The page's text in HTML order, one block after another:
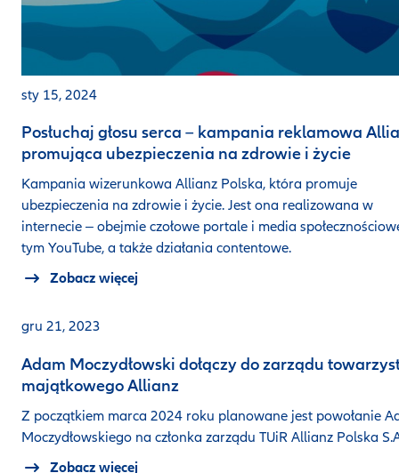
sty 15, 2024
Posłuchaj głosu serca – kampania reklamowa
promująca ubezpieczenia na zdrowie i życie
Kampania wizerunkowa Allianz Polska, która promuje
ubezpieczenia na zdrowie i życie. Jest ona realizowana w
internecie ‒ obejmie czołowe portale i media
tym YouTube, a także działania contentowe.
Zobacz więcej
gru 21, 2023
Adam Moczydłowski dołączy do zarządu
majątkowego Allianz
Z początkiem marca 2024 roku planowane jest powołanie
Moczydłowskiego na członka zarządu TUiR Allianz Polska
Zobacz więcej